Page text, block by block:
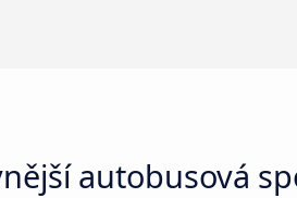
autobusová